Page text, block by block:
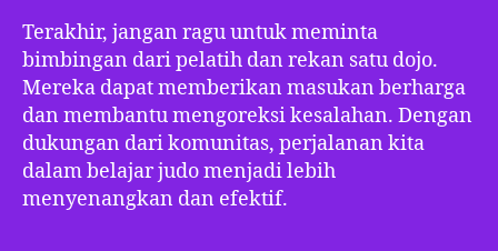
Terakhir, jangan ragu untuk meminta
bimbingan dari pelatih dan rekan satu dojo.
Mereka dapat memberikan masukan berharga
dan membantu mengoreksi kesalahan. Dengan
dukungan dari komunitas, perjalanan kita
dalam belajar judo menjadi lebih
menyenangkan dan efektif.